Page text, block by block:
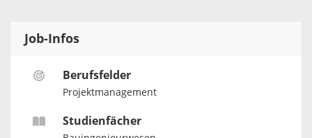
Job-Infos
Berufsfelder
Projektmanagement
Studienfächer